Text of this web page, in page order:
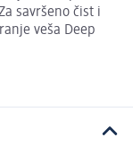
savršeno čist i
veša Deep